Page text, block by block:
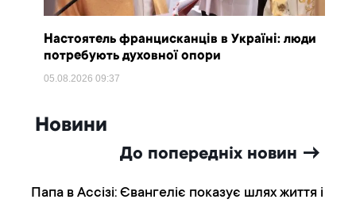
Настоятель францисканців в Україні: люди
потребують духовної опори
05.08.202609:37
Новини
До попередніх новин →
Папа в Ассізі: Євангеліє показує шлях життя і